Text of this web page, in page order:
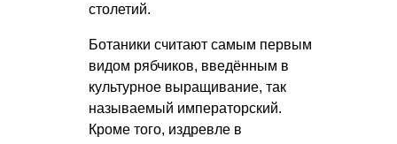
столетий.
Ботаники считают самым первым
видом рябчиков, введённым в
культурное выращивание, так
называемый императорский.
Кроме того, издревле в